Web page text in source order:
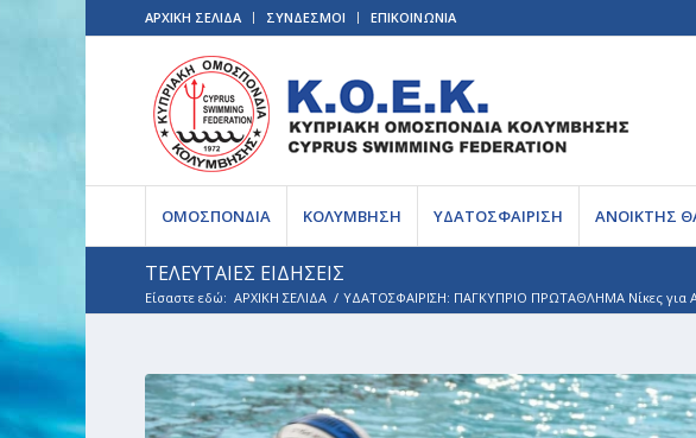
ΑΡΧΙΚΗ ΣΕΛΙΔΑ ΣΥΝΔΕΣΜΟΙ ΕΠΙΚΟΙΝΩΝΙΑ
ΟΜΟΣΠΟΝΔΙΑ ΚΟΛΥΜΒΗΣΗ ΥΔΑΤΟΣΦΑΙΡΙΣΗ ΑΝΟΙΚΤΗΣ
ΤΕΛΕΥΤΑΙΕΣ ΕΙΔΗΣΕΙΣ
Είσαστε εδώ: ΑΡΧΙΚΗ ΣΕΛΙΔΑ / ΥΔΑΤΟΣΦΑΙΡΙΣΗ: ΠΑΓΚΥΠΡΙΟ ΠΡΩΤΑΘΛΗΜΑ Νίκες για